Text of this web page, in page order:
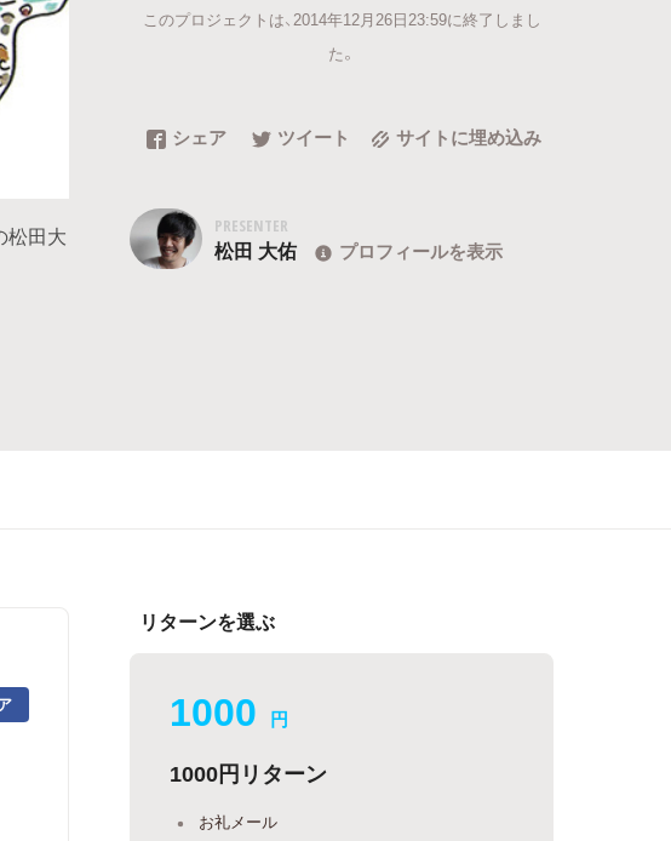
松田大
このプロジェクトは、2014年12月26日23:59に終了しまし
た。
シェア ツイート サイトに埋め込み
PRESENTER
松田 大佑 プロフィールを表示
リターンを選ぶ
1000 円
1000円リターン
お礼メール